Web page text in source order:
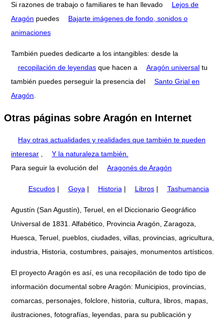
Si razones de trabajo o familiares te han llevado
Lejos de
Aragón puedes
Bajarte imágenes de fondo, sonidos o
animaciones
También puedes dedicarte a los intangibles: desde la
recopilación de leyendas que hacen a Aragón universal tu
también puedes perseguir la presencia del
Santo Grial en
Aragón.
Otras páginas sobre Aragón en Internet
Hay otras actualidades y realidades que también te pueden
interesar ,
Y la naturaleza también.
Para seguir la evolución del
Aragonés de Aragón
Escudos| Goya| Historia| Libros| Tashumancia
Agustín (San Agustín), Teruel, en el Diccionario Geográfico
Universal de 1831. Alfabético, Provincia Aragón, Zaragoza,
Huesca, Teruel, pueblos, ciudades, villas, provincias, agricultura,
industria, Historia, costumbres, paisajes, monumentos artísticos.
El proyecto Aragón es así, es una recopilación de todo tipo de
información documental sobre Aragón: Municipios, provincias,
comarcas, personajes, folclore, historia, cultura, libros, mapas,
ilustraciones, fotografías, leyendas, para su publicación y